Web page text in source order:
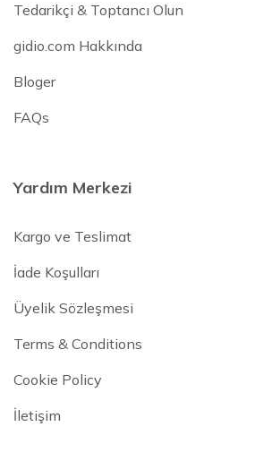
Tedarikçi & Toptancı Olun
gidio.com Hakkında
Bloger
FAQs
Yardım Merkezi
Kargo ve Teslimat
İade Koşulları
Üyelik Sözleşmesi
Terms & Conditions
Cookie Policy
İletişim